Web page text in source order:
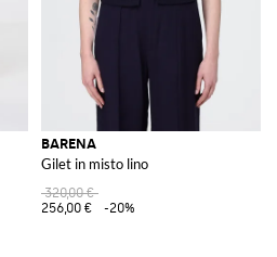
BARENA
Gilet in misto lino
320,00 €
256,00 €
-20%